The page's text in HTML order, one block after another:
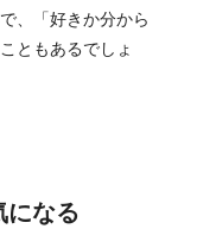
、「好きか分から
ともあるでしょ
になる